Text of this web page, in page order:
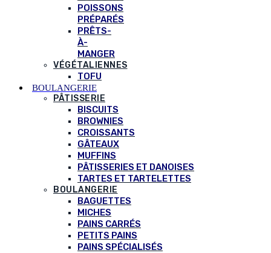
POISSONS
PRÉPARÉS
PRÊTS-
À-
MANGER
VÉGÉTALIENNES
TOFU
BOULANGERIE
PÂTISSERIE
BISCUITS
BROWNIES
CROISSANTS
GÂTEAUX
MUFFINS
PÂTISSERIES ET DANOISES
TARTES ET TARTELETTES
BOULANGERIE
BAGUETTES
MICHES
PAINS CARRÉS
PETITS PAINS
PAINS SPÉCIALISÉS